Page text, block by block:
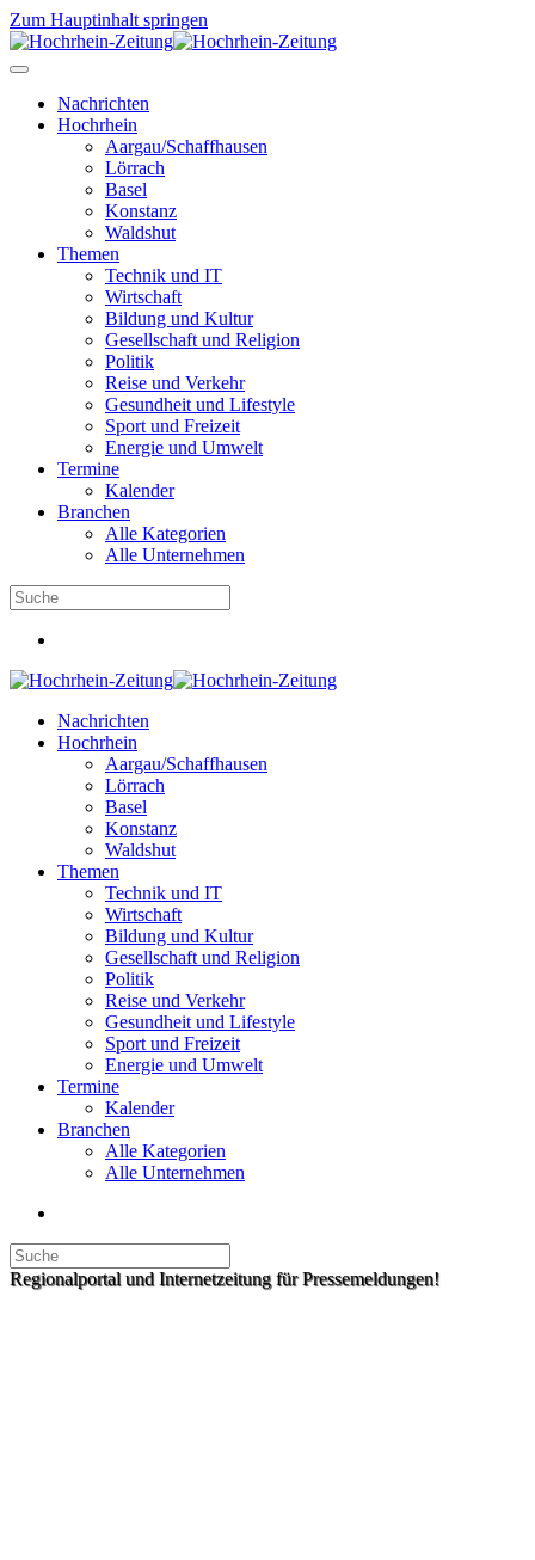
Zum Hauptinhalt springen
Nachrichten
Hochrhein
Aargau/Schaffhausen
Lörrach
Basel
Konstanz
Waldshut
Themen
Technik und IT
Wirtschaft
Bildung und Kultur
Gesellschaft und Religion
Politik
Reise und Verkehr
Gesundheit und Lifestyle
Sport und Freizeit
Energie und Umwelt
Termine
Kalender
Branchen
Alle Kategorien
Alle Unternehmen
Nachrichten
Hochrhein
Aargau/Schaffhausen
Lörrach
Basel
Konstanz
Waldshut
Themen
Technik und IT
Wirtschaft
Bildung und Kultur
Gesellschaft und Religion
Politik
Reise und Verkehr
Gesundheit und Lifestyle
Sport und Freizeit
Energie und Umwelt
Termine
Kalender
Branchen
Alle Kategorien
Alle Unternehmen
Regionalportal und Internetzeitung für Pressemeldungen!